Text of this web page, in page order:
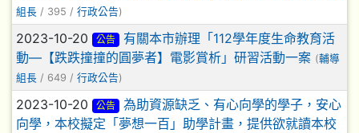
組長 / 395 / 行政公告)
2023-10-20 公告
有關本市辦理「112學年度生命教育活
動—【跌跌撞撞的圓夢者】電影賞析」研習活動一案 (輔導
組長 / 649 / 行政公告)
2023-10-20 公告
為助資源缺乏、有心向學的學子，安心
向學，本校擬定「夢想一百」助學計畫，提供欲就讀本校